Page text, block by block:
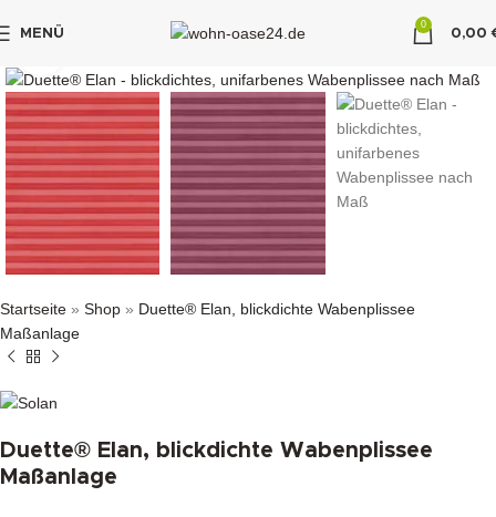
MENÜ
0
0,00
Startseite » Shop » Duette® Elan, blickdichte Wabenplissee
Maßanlage
Duette® Elan, blickdichte Wabenplissee
Maßanlage